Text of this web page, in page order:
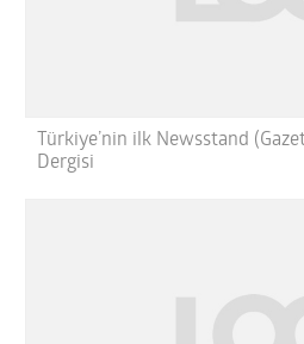
Türkiye’nin ilk Newsstand
Dergisi